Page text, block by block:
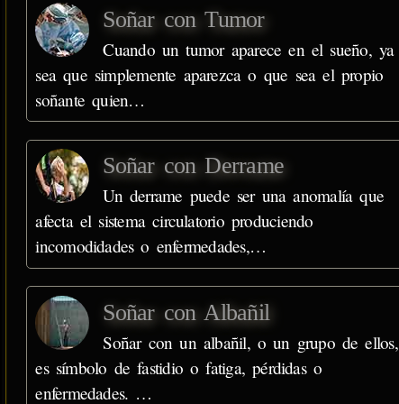
Soñar con Tumor
Cuando un tumor aparece en el sueño, ya
sea que simplemente aparezca o que sea el propio
soñante quien…
Soñar con Derrame
Un derrame puede ser una anomalía que
afecta el sistema circulatorio produciendo
incomodidades o enfermedades,…
Soñar con Albañil
Soñar con un albañil, o un grupo de ellos,
es símbolo de fastidio o fatiga, pérdidas o
enfermedades. …